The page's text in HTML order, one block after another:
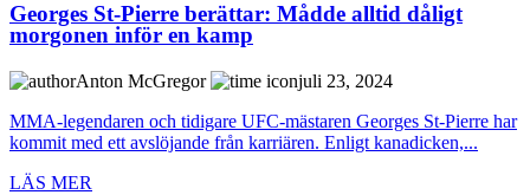
Georges St-Pierre berättar: Mådde alltid dåligt
morgonen inför en kamp
Anton McGregor
juli 23, 2024
MMA-legendaren och tidigare UFC-mästaren Georges St-Pierre har
kommit med ett avslöjande från karriären. Enligt kanadicken,...
LÄS MER